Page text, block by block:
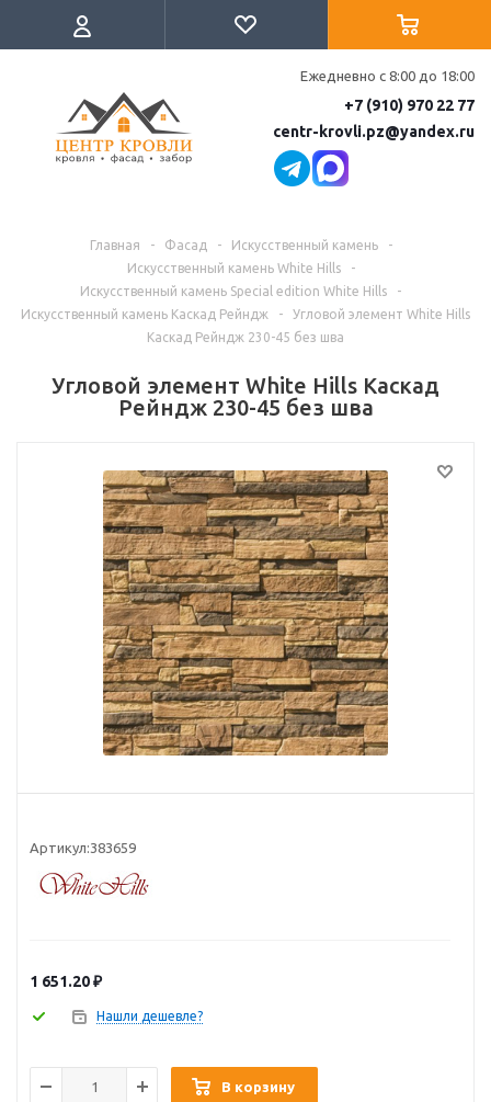
Ежедневно с 8:00 до 18:00
+7 (910) 970 22 77
centr-krovli.pz@yandex.ru
Главная - Фасад - Искусственный камень
-
Искусственный камень White Hills
-
Искусственный камень Special edition White Hills
-
Искусственный камень Каскад Рейндж
-
Угловой элемент White Hills
Каскад Рейндж 230-45 без шва
Угловой элемент White Hills Каскад
Рейндж 230-45 без шва
Артикул:383659
1 651.20₽
Нашли дешевле?
В корзину